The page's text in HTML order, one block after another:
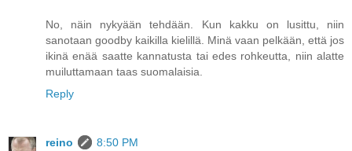
No, näin nykyään tehdään. Kun kakku on lusittu, niin
sanotaan goodby kaikilla kielillä. Minä vaan pelkään, että jos
ikinä enää saatte kannatusta tai edes rohkeutta, niin alatte
muiluttamaan taas suomalaisia.
Reply
reino
8:50 PM